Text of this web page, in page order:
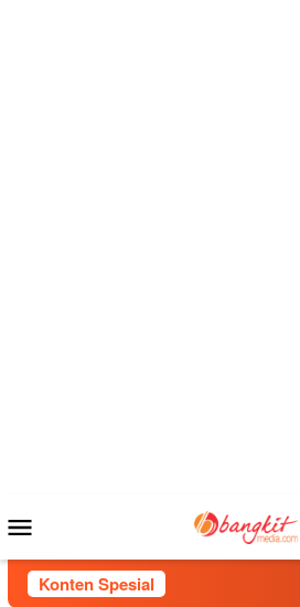
Mobile
Konten Spesial